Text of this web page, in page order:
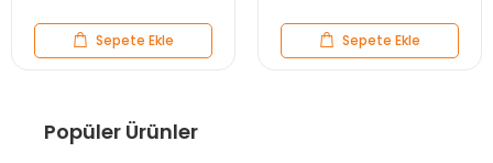
Sepete Ekle Sepete Ekle
Popüler Ürünler